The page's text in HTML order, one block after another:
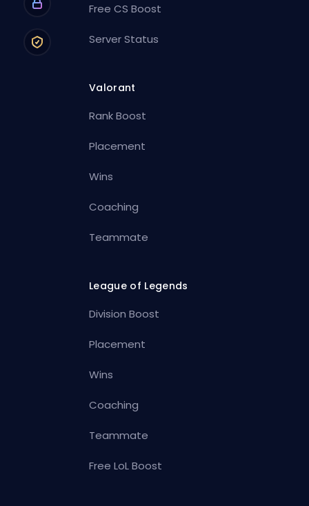
Free CS Boost
Server Status
Valorant
Rank Boost
Placement
Wins
Coaching
Teammate
League of Legends
Division Boost
Placement
Wins
Coaching
Teammate
Free LoL Boost